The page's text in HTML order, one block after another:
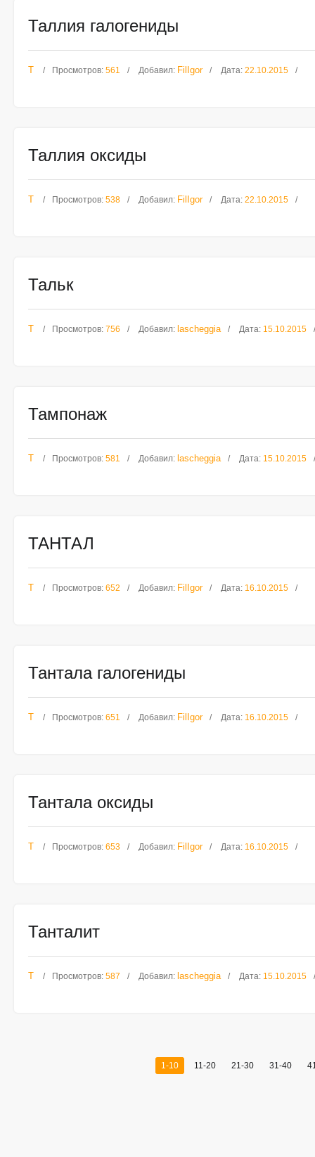
Таллия галогениды
Т Просмотров: 561 Добавил: FilIgor Дата: 22.10.2015
Таллия оксиды
Т Просмотров: 538 Добавил: FilIgor Дата: 22.10.2015
Тальк
Т Просмотров: 756 Добавил: lascheggia Дата: 15.10.2015
Тампонаж
Т Просмотров: 581 Добавил: lascheggia Дата: 15.10.2015
ТАНТАЛ
Т Просмотров: 652 Добавил: FilIgor Дата: 16.10.2015
Тантала галогениды
Т Просмотров: 651 Добавил: FilIgor Дата: 16.10.2015
Тантала оксиды
Т Просмотров: 653 Добавил: FilIgor Дата: 16.10.2015
Танталит
Т Просмотров: 587 Добавил: lascheggia Дата: 15.10.2015
1-10 11-20 21-30 31-40